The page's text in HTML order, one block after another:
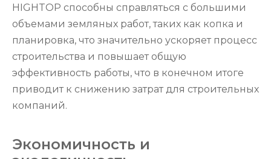
HIGHTOP способны справляться с большими
объемами земляных работ, таких как копка и
планировка, что значительно ускоряет процесс
строительства и повышает общую
эффективность работы, что в конечном итоге
приводит к снижению затрат для строительных
компаний.
Экономичность и